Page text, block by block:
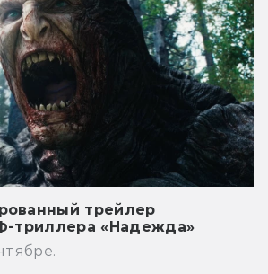
трейлер
триллера «Надежда»